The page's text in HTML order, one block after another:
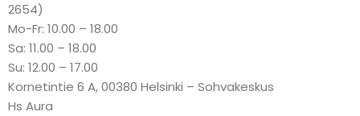
2654)
Mo-Fr: 10.00 – 18.00
Sa: 11.00 – 18.00
Su: 12.00 – 17.00
Kornetintie 6 A, 00380 Helsinki – Sohvakeskus
Hs Aura